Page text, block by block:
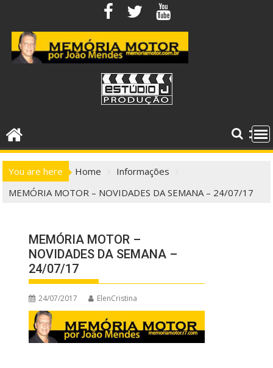
content
You are here Home
Informações
MEMÓRIA MOTOR – NOVIDADES DA SEMANA – 24/07/17
MEMÓRIA MOTOR –
NOVIDADES DA SEMANA –
24/07/17
24/07/2017 ElenCristina